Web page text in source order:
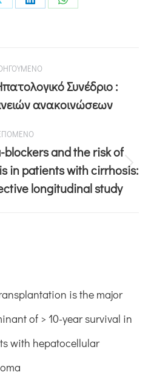
Συνέδριο :
ανακοινώσεων
and the risk of
in patients with cirrhosis:
longitudinal study
is the major
of > 10-year survival in
with hepatocellular